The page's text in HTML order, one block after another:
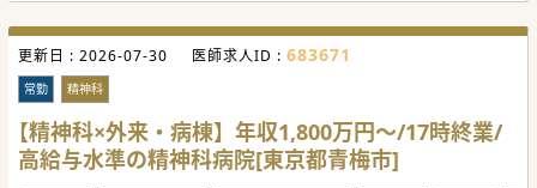
#秋入職可
更新日 : 2026-07-30 医師求人ID : 683671
常勤 精神科
【精神科×外来・病棟】年収1,800万円～/17時終業/
高給与水準の精神科病院[東京都青梅市]